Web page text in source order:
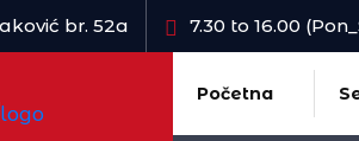
br. 52a 7.30 to 16.00
Početna